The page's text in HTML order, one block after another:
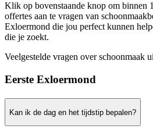
Klik op bovenstaande knop om binnen
offertes aan te vragen van
Exloermond die jou perfect kunnen
die je zoekt.
Veelgestelde vragen over schoonmaak
Eerste Exloermond
Kan ik de dag en het tijdstip bepalen?